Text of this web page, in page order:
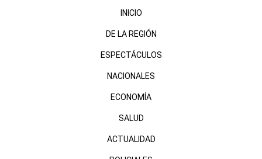
INICIO
DE LA REGIÓN
ESPECTÁCULOS
NACIONALES
ECONOMÍA
SALUD
ACTUALIDAD